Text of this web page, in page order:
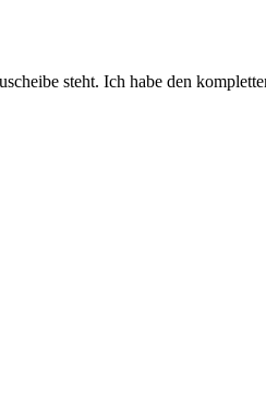
steht. Ich habe den